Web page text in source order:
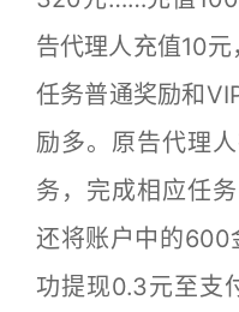
告代理人充值10
任务普通奖励和
励多。原告代理
务，完成相应任
还将账户中的600
功提现0.3元至支